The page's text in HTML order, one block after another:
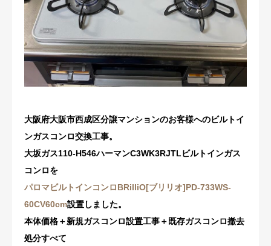
大阪府大阪市西成区分譲マンションのお客様へのビルトイ
ンガスコンロ交換工事。
大坂ガス110-H546ハーマンC3WK3RJTLビルトインガス
コンロを
パロマビルトインコンロBRilliO[ブリリオ]PD-733WS-
60CV60cm設置しました。
本体価格＋新規ガスコンロ設置工事＋既存ガスコンロ撤去
処分すべて
事業内容
施工事例
商品紹介
おすすめ商品
お問い合わせ